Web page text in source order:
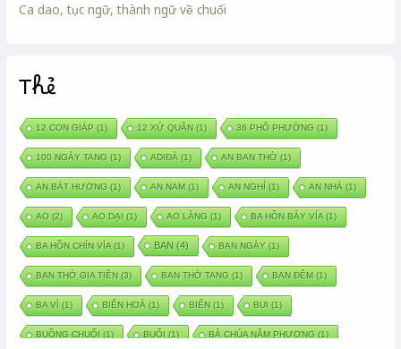
Ca dao, tục ngữ, thành ngữ về chuối
Thẻ
12 CON GIÁP (1) 12 XỨ QUÂN (1) 36 PHỐ PHƯỜNG (1)
100 NGÀY TANG (1) ADIĐÀ (1) AN BAN THỜ(1)
AN BÁT HƯƠNG (1) AN NAM(1) AN NGHỈ (1) AN NHÀ (1)
AO (2) AO DẠI (1) AO LÀNG (1) BA HỒN BẢY VÍA(1)
BA HỒN CHÍN VÍA(1) BAN (4) BAN NGÀY (1)
BAN THỜ GIA TIÊN (3) BAN THỜ TANG (1) BAN ĐÊM(1)
BA VÌ (1) BIÊN HOÀ (1) BIỂN (1) BUI (1)
BUỒNG CHUỐI (1) BUỔI (1) BÀ CHÚA NĂM PHƯƠNG (1)